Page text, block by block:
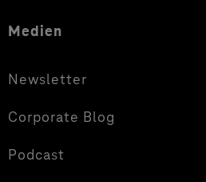
Medien
Newsletter
Corporate Blog
Podcast